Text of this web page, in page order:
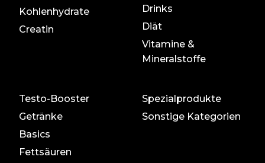
Kohlenhydrate
Creatin
Drinks
Diät
Vitamine &
Mineralstoffe
Testo-Booster
Getränke
Basics
Fettsäuren
Spezialprodukte
Sonstige Kategorien